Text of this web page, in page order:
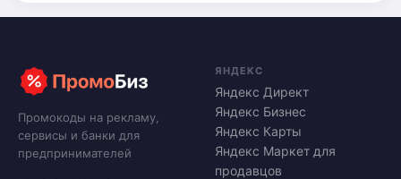
Промокоды на рекламу,
сервисы и банки для
предпринимателей
ЯНДЕКС
Яндекс Директ
Яндекс Бизнес
Яндекс Карты
Яндекс Маркет для
продавцов